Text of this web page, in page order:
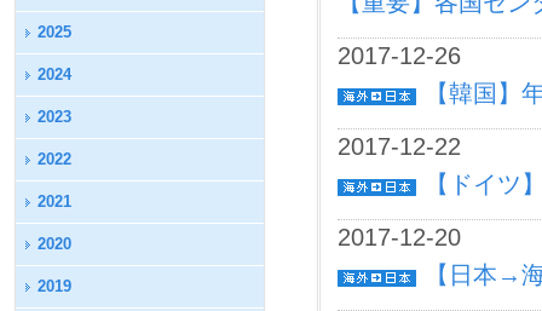
2025
2024
2023
2022
2021
2020
2019
2017-12-26
【韓国】
2017-12-22
【ドイツ
2017-12-20
【日本→